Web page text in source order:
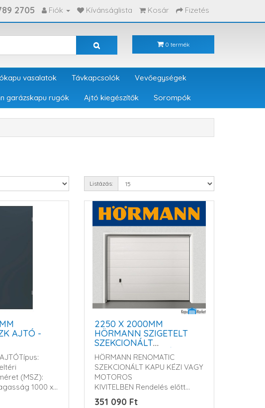
2705 Fiók Kívánságlista Kosár Fizetés
0 termék
vasalatok Távkapcsolók Vevőegységek
garázskapu rugók Ajtó kiegészítők Sorompók
Listázás:
AJTÓ -
(MSZ):
1000 x
2250 X 2000MM
HÖRMANN SZIGETELT
SZEKCIONÁLT
GARÁZSKAPU - KÉZI
VAGY MOTOROS
MŰKÖDTETÉSSEL
HÖRMANN RENOMATIC
SZEKCIONÁLT KAPU KÉZI VAGY
MOTOROS
KIVITELBEN Rendelés előtt
kérem érdeklődjö..
351 090 Ft